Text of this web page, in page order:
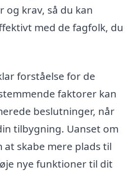
og krav, så du kan
med de fagfolk, du
forståelse for de
faktorer kan
beslutninger, når
tilbygning. Uanset om
skabe mere plads til
nye funktioner til dit